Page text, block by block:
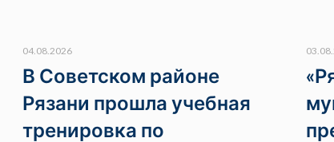
04.08.2026
В Советском районе
Рязани прошла учебная
тренировка по